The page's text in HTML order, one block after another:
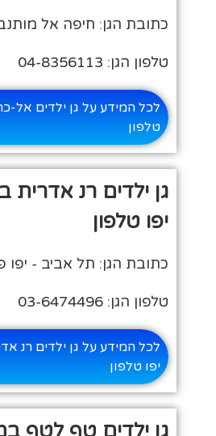
כתובת הגן: חיפה אל מותנבי
טלפון הגן: 04-8356113
לכל המידע על גן ילדים אל-
טלפון
גן ילדים רנ אדרית
יפו טלפון
כתובת הגן: תל אביב - יפו
טלפון הגן: 03-6474496
לכל המידע על גן ילדים רנ
יפו טלפון
גן ילדים טף לטף